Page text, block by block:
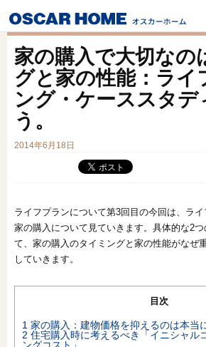
特長
性能・技術
商品ラインナップ
フォトギャラリー
販売中の物件
オンライン相談会
家の購入で大切なの
グと家の性能：ライ
ング・ケーススタデ
う。
2014年6月18日
ライフプランについて第3回目の今回は、ラ
家の購入について見ていきます。具体的な2
て、家の購入のタイミングと家の性能がなぜ
していきます。
目次
1 家の購入：建物価格を抑えるのは本当
2 住宅購入時に考えるべき「イニシャル
ングコスト」